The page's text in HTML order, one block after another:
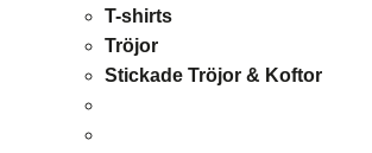
T-shirts
Tröjor
Stickade Tröjor & Koftor